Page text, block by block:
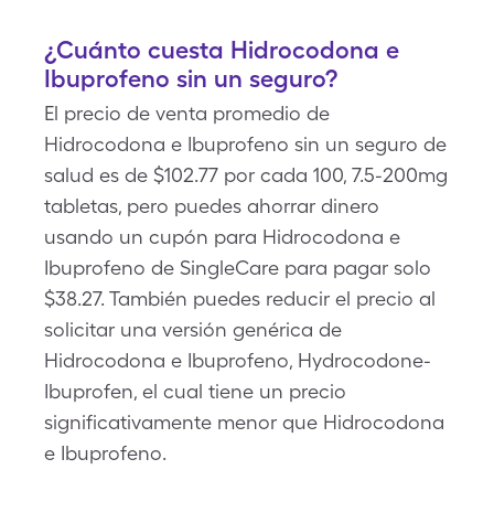
¿Cuánto cuesta Hidrocodona e
Ibuprofeno sin un seguro?
El precio de venta promedio de
Hidrocodona e Ibuprofeno sin un seguro de
salud es de $102.77 por cada 100, 7.5-200mg
tabletas, pero puedes ahorrar dinero
usando un cupón para Hidrocodona e
Ibuprofeno de SingleCare para pagar solo
$38.27. También puedes reducir el precio al
solicitar una versión genérica de
Hidrocodona e Ibuprofeno, Hydrocodone-
Ibuprofen, el cual tiene un precio
significativamente menor que Hidrocodona
e Ibuprofeno.